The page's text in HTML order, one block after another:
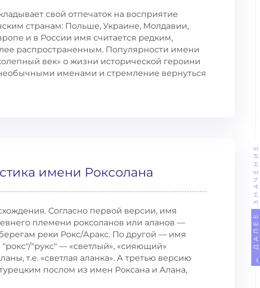
свой отпечаток на восприятие
странам: Польше, Украине, Молдавии,
и в России имя считается редким,
распространенным. Популярности имени
век» о жизни исторической героини
именами и стремление вернуться
имени Роксолана
Согласно первой версии, имя
племени роксоланов или аланов —
реки Рокс/Аракс. По другой — имя
"рукс" — «светлый», «сияющий»
т.е. «светлая аланка». А третью версию
послом из имен Роксана и Алана,
← ДАЛЕЕ
ЗНАЧЕНИЕ